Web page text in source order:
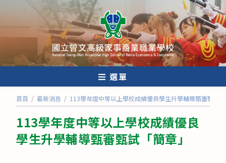
內
選單
首頁 / 最新消息 / 113學年度中等以上學校成績優良學生升學輔導甄審甄試
113學年度中等以上學校成績優良
學生升學輔導甄審甄試「簡章」